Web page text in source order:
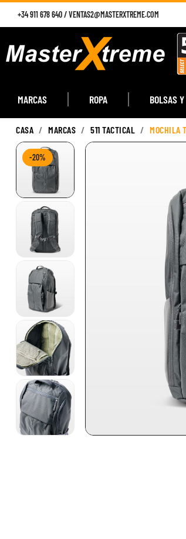
+34 911 678 640/VENTAS2@MASTERXTREME.COM
MARCAS ROPA BOLSAS
CASA MARCAS 511 TACTICAL MOCHILA
-20%